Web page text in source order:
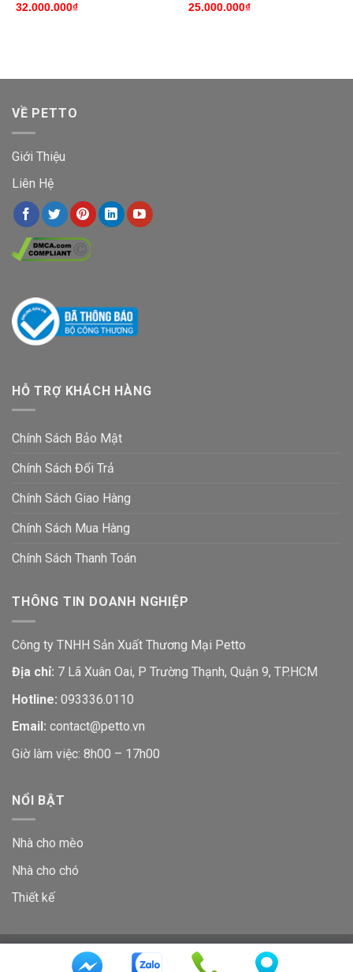
32.000.000₫ 25.000.000₫
VỀ PETTO
Giới Thiệu
Liên Hệ
HỖ TRỢ KHÁCH HÀNG
Chính Sách Bảo Mật
Chính Sách Đổi Trả
Chính Sách Giao Hàng
Chính Sách Mua Hàng
Chính Sách Thanh Toán
THÔNG TIN DOANH NGHIỆP
Công ty TNHH Sản Xuất Thương Mại Petto
Địa chỉ: 7 Lã Xuân Oai, P Trường Thạnh, Quận 9, TP.HCM
Hotline: 093336.0110
Email: contact@petto.vn
Giờ làm việc: 8h00 – 17h00
NỔI BẬT
Nhà cho mèo
Nhà cho chó
Thiết kế
GIỚI THIỆU LIÊN HỆ